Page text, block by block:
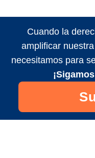
Cuando la
amplificar
necesitamos para